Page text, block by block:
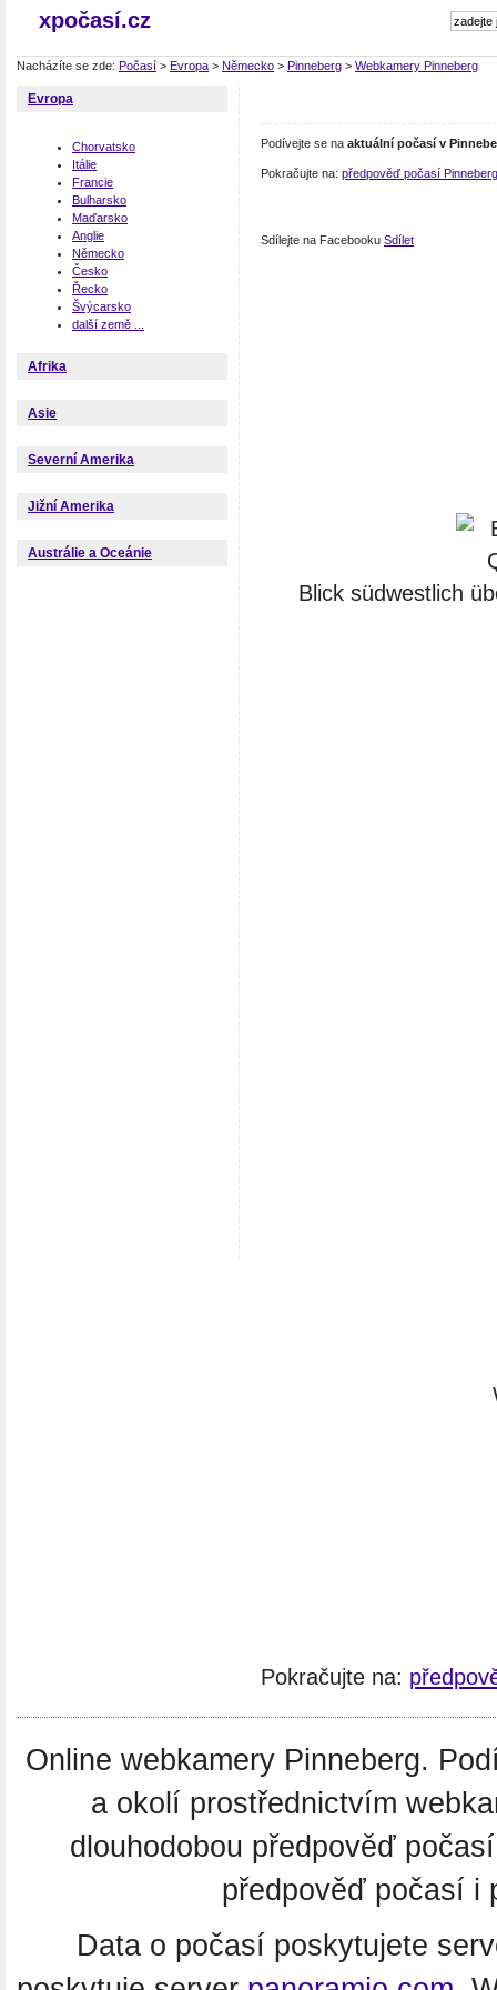
xpočasí.cz
Nacházíte se zde: Počasí > Evropa > Německo > Pinneberg > Webkamery Pinneberg
Evropa
Chorvatsko
Itálie
Francie
Bulharsko
Maďarsko
Anglie
Německo
Česko
Řecko
Švýcarsko
další země ...
Afrika
Asie
Severní Amerika
Jižní Amerika
Austrálie a Oceánie
Podívejte se na aktuální počasí v
Pokračujte na: předpověď počasí Pinneberg
Sdílejte na Facebooku Sdílet
Blick südwestlich
Pokračujte na:
Online webkamery Pinneberg.
a okolí prostřednictvím
dlouhodobou předpověď
předpověď počasí i
Data o počasí poskytujete